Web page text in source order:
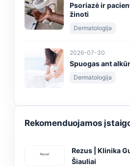
Psoriazė ir
žinoti
Dermatologija
2026-07-30
Spuogas ant
Dermatologija
Rekomenduojamos
Rezus | Klinika
Šiauliai